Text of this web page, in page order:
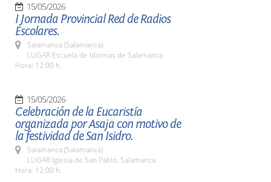
15/05/2026
I Jornada Provincial Red de Radios
Escolares.
Salamanca (Salamanca)
LUGAR Escuela de Idiomas de Salamanca
Hora: 12:00 h.
15/05/2026
Celebración de la Eucaristía
organizada por Asaja con motivo de
la festividad de San Isidro.
Salamanca (Salamanca)
LUGAR Iglesia de San Pablo. Salamanca.
Hora: 12:00 h.